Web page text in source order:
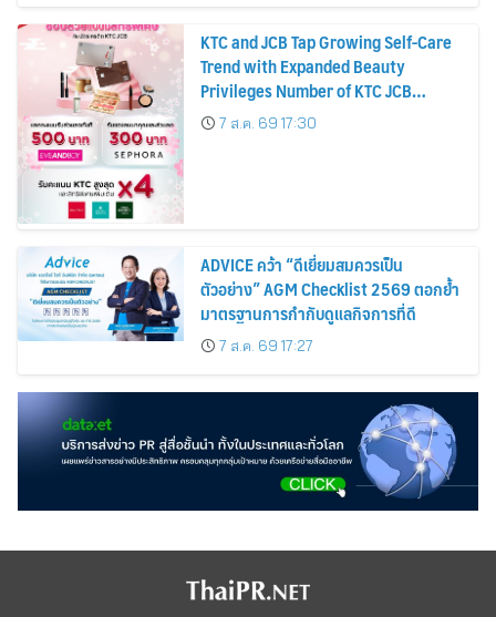
KTC and JCB Tap Growing Self-Care
Trend with Expanded Beauty
Privileges Number of KTC JCB
Cardmembers Spending on
Cosmetics Rises 26%
7 ส.ค. 69 17:30
ADVICE คว้า “ดีเยี่ยมสมควรเป็น
ตัวอย่าง” AGM Checklist 2569 ตอกย้ำ
มาตรฐานการกำกับดูแลกิจการที่ดี
7 ส.ค. 69 17:27